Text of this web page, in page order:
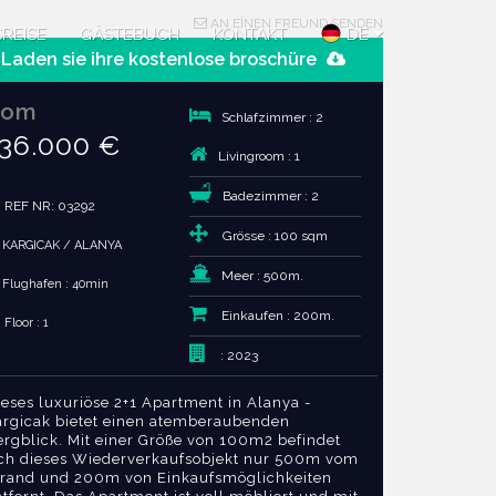
GÄSTEBUCH KONTAKT DE
AN EİNEN FREUND SENDEN
Laden sie ihre kostenlose broschüre
€
REF NR: 03292
KARGICAK / ALANYA
Flughafen : 40min
Floor : 1
Schlafzimmer : 2
Livingroom : 1
Badezimmer : 2
Grösse : 100 sqm
Meer : 500m.
Einkaufen : 200m.
: 2023
luxuriöse 2+1 Apartment in Alanya -
bietet einen atemberaubenden
Mit einer Größe von 100m2 befindet
dieses Wiederverkaufsobjekt nur 500m vom
und 200m von Einkaufsmöglichkeiten